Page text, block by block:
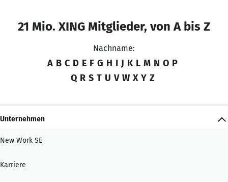
21 Mio. XING Mitglieder, von A bis Z
Nachname:
A B C D E F G H I J K L M N O P
Q R S T U V W X Y Z
Unternehmen
New Work SE
Karriere